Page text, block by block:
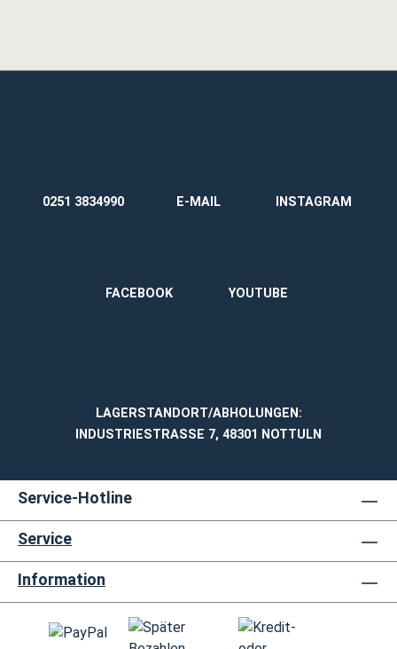
0251 3834990 E-MAIL INSTAGRAM
FACEBOOK YOUTUBE
LAGERSTANDORT/ABHOLUNGEN:
INDUSTRIESTRASSE 7, 48301 NOTTULN
Service-Hotline
Service
Information